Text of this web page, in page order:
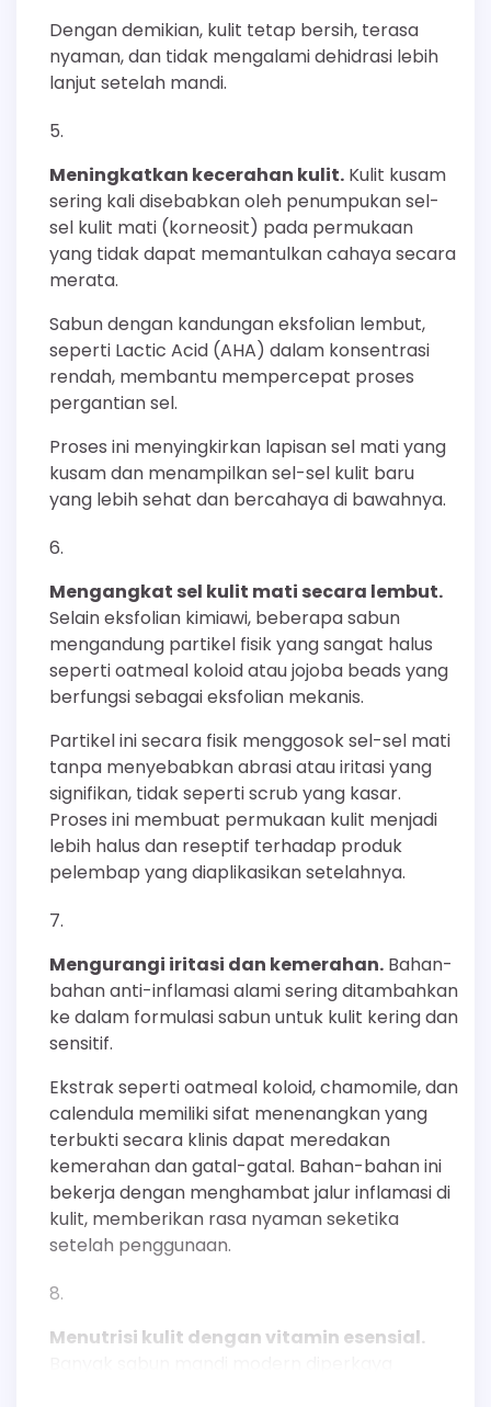
Dengan demikian, kulit tetap bersih, terasa
nyaman, dan tidak mengalami dehidrasi lebih
lanjut setelah mandi.
Meningkatkan kecerahan kulit. Kulit kusam
sering kali disebabkan oleh penumpukan sel-
sel kulit mati (korneosit) pada permukaan
yang tidak dapat memantulkan cahaya secara
merata.
Sabun dengan kandungan eksfolian lembut,
seperti Lactic Acid (AHA) dalam konsentrasi
rendah, membantu mempercepat proses
pergantian sel.
Proses ini menyingkirkan lapisan sel mati yang
kusam dan menampilkan sel-sel kulit baru
yang lebih sehat dan bercahaya di bawahnya.
Mengangkat sel kulit mati secara lembut.
Selain eksfolian kimiawi, beberapa sabun
mengandung partikel fisik yang sangat halus
seperti oatmeal koloid atau jojoba beads yang
berfungsi sebagai eksfolian mekanis.
Partikel ini secara fisik menggosok sel-sel mati
tanpa menyebabkan abrasi atau iritasi yang
signifikan, tidak seperti scrub yang kasar.
Proses ini membuat permukaan kulit menjadi
lebih halus dan reseptif terhadap produk
pelembap yang diaplikasikan setelahnya.
Mengurangi iritasi dan kemerahan. Bahan-
bahan anti-inflamasi alami sering ditambahkan
ke dalam formulasi sabun untuk kulit kering dan
sensitif.
Ekstrak seperti oatmeal koloid, chamomile, dan
calendula memiliki sifat menenangkan yang
terbukti secara klinis dapat meredakan
kemerahan dan gatal-gatal. Bahan-bahan ini
bekerja dengan menghambat jalur inflamasi di
kulit, memberikan rasa nyaman seketika
setelah penggunaan.
Menutrisi kulit dengan vitamin esensial.